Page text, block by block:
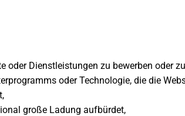
oder Dienstleistungen zu bewerben oder
oder Technologie, die die
große Ladung aufbürdet,